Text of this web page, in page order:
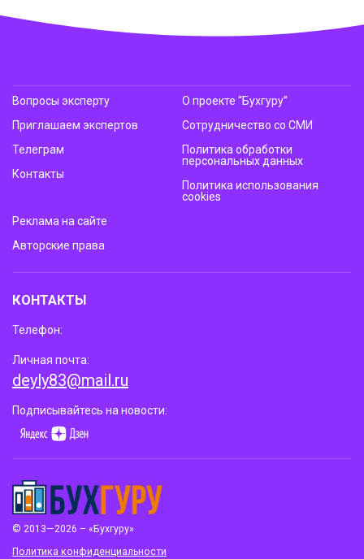
© 2013—2026 – «Бухгуру»
Политика конфиденциальности
Вопросы эксперту
Приглашаем экспертов
Телеграм
Контакты
О проекте “Бухгуру”
Сотрудничество со СМИ
Политика обработки
персональных данных
Политика использования
cookies
Реклама на сайте
Авторские права
КОНТАКТЫ
Телефон:
Личная почта:
deyly83@mail.ru
Подписывайтесь на новости: